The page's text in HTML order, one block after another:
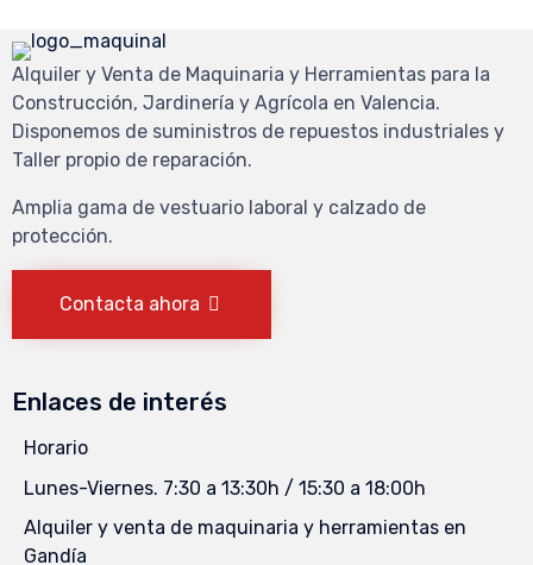
Alquiler y Venta de Maquinaria y Herramientas para la
Construcción, Jardinería y Agrícola en Valencia.
Disponemos de suministros de repuestos industriales y
Taller propio de reparación.
Amplia gama de vestuario laboral y calzado de
protección.
Contacta ahora
Enlaces de interés
Horario
Lunes-Viernes. 7:30 a 13:30h / 15:30 a 18:00h
Alquiler y venta de maquinaria y herramientas en
Gandía